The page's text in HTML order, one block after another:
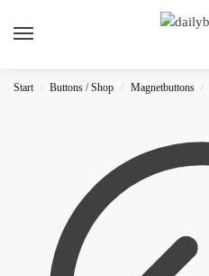
Start / Buttons / Shop / Magnetbuttons /